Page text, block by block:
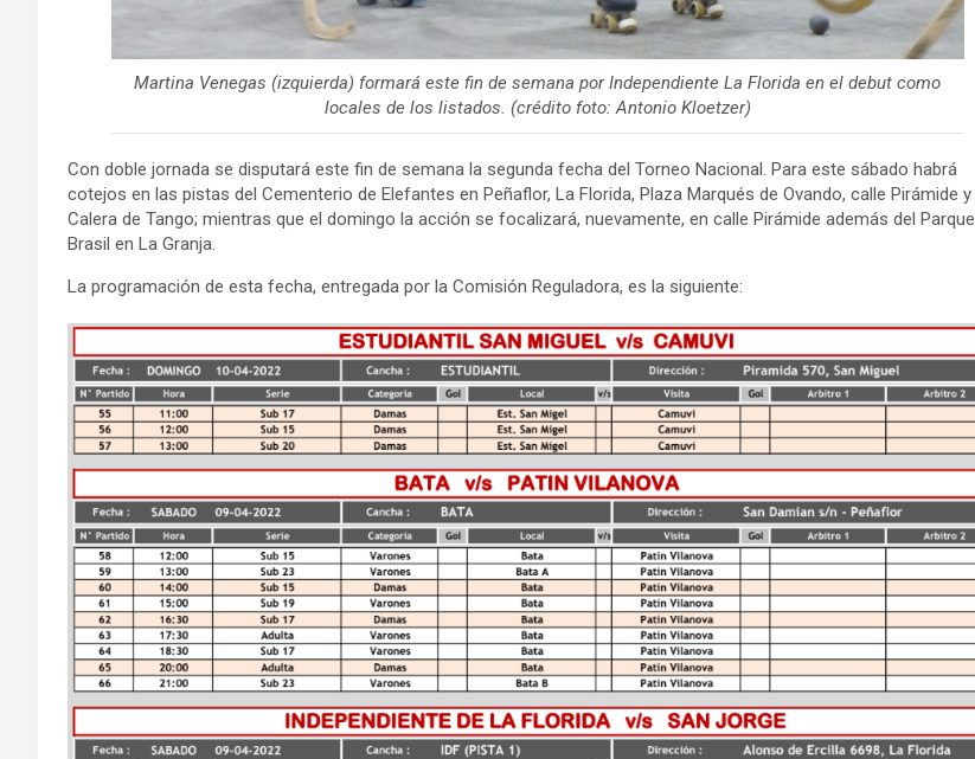
Martina Venegas (izquierda) formará este fin de semana por Independiente La Florida en el debut como
locales de los listados. (crédito foto: Antonio Kloetzer)
Con doble jornada se disputará este fin de semana la segunda fecha del Torneo Nacional. Para este sábado habrá
cotejos en las pistas del Cementerio de Elefantes en Peñaflor, La Florida, Plaza Marqués de Ovando, calle Pirámide y
Calera de Tango; mientras que el domingo la acción se focalizará, nuevamente, en calle Pirámide además del Parque
Brasil en La Granja.
La programación de esta fecha, entregada por la Comisión Reguladora, es la siguiente: